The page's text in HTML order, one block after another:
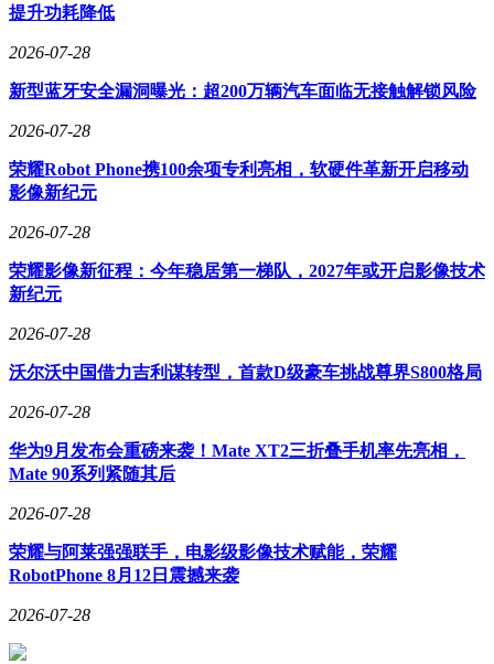
提升功耗降低
2026-07-28
新型蓝牙安全漏洞曝光：超200万辆汽车面临无接触解锁风险
2026-07-28
荣耀Robot Phone携100余项专利亮相，软硬件革新开启移动
影像新纪元
2026-07-28
荣耀影像新征程：今年稳居第一梯队，2027年或开启影像技术
新纪元
2026-07-28
沃尔沃中国借力吉利谋转型，首款D级豪车挑战尊界S800格局
2026-07-28
华为9月发布会重磅来袭！Mate XT2三折叠手机率先亮相，
Mate 90系列紧随其后
2026-07-28
荣耀与阿莱强强联手，电影级影像技术赋能，荣耀
RobotPhone 8月12日震撼来袭
2026-07-28